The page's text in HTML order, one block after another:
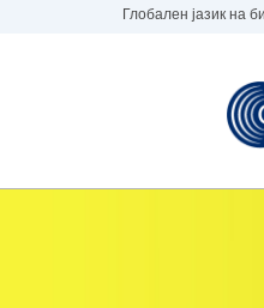
Глобален јазик на